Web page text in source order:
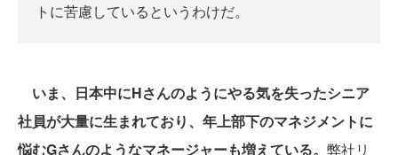
トに苦慮しているというわけだ。
いま、日本中にHさんのようにやる気を失ったシニア
社員が大量に生まれており、年上部下のマネジメントに
悩むGさんのようなマネージャーも増えている。 弊社リ